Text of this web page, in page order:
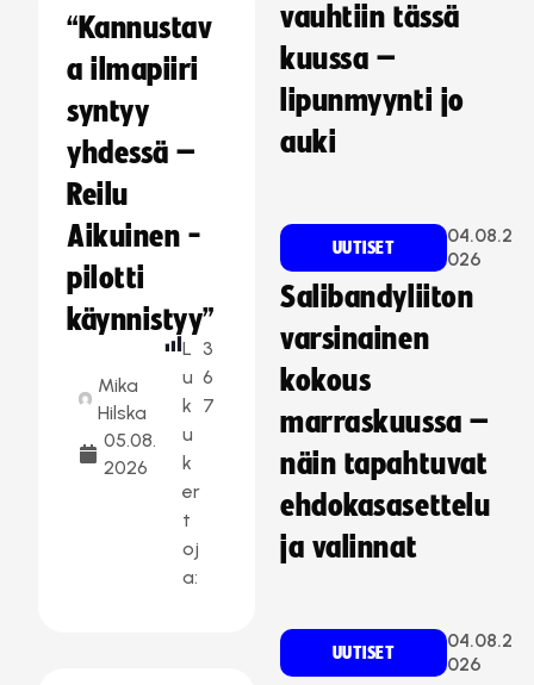
“Kannustav
a ilmapiiri
syntyy
yhdessä –
Reilu
Aikuinen -
pilotti
käynnistyy”
Mika
Hilska
05.08.
2026
L
u
k
u
k
er
t
oj
a:
3
6
7
vauhtiin tässä
kuussa –
lipunmyynti jo
auki
UUTISET
04.08.2
026
Salibandyliiton
varsinainen
kokous
marraskuussa –
näin tapahtuvat
ehdokasasettelu
ja valinnat
UUTISET
04.08.2
026